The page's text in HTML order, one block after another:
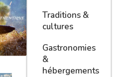
Traditions &
cultures
Gastronomies
&
hébergements